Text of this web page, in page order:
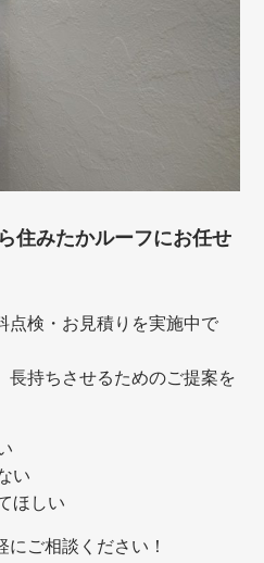
住みたかルーフにお任せ
点検・お見積りを実施中で
長持ちさせるためのご提案を
い
ほしい
ご相談ください！